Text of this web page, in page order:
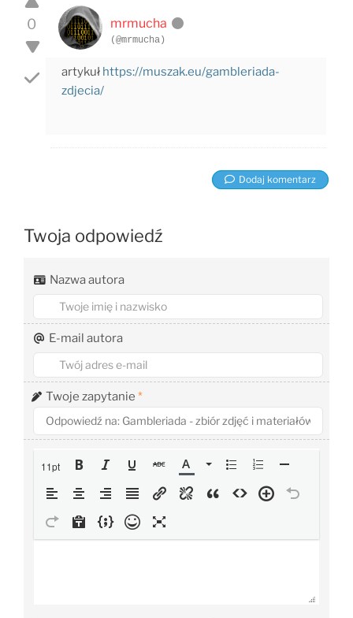
0 mrmucha
(@mrmucha)
artykuł https://muszak.eu/gambleriada-
zdjecia/
Dodaj komentarz
Twoja odpowiedź
Nazwa autora
E-mail autora
Twoje zapytanie *
11pt